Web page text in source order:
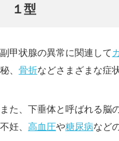
１型
副甲状腺の異常に関連して
秘、 骨折などさまざまな症
また、下垂体と呼ばれる脳
不妊、 高血圧や糖尿病など